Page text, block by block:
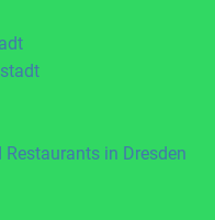
Restaurants in Dresden